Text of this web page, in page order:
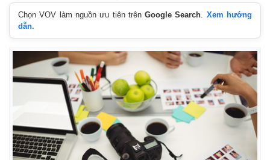
Chọn VOV làm nguồn ưu tiên trênGoogle Search. Xem hướng
dẫn.